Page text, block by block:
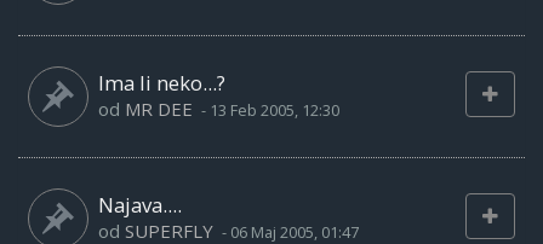
Ima li neko...?
od MR DEE - 13 Feb 2005, 12:30
Najava....
od SUPERFLY - 06 Maj 2005, 01:47